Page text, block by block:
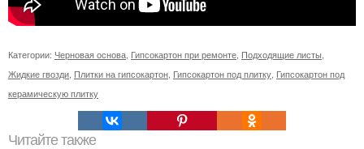
Категории: Черновая основа Гипсокартон при ремонте Подходящие листы
Жидкие гвозди Плитки на гипсокартон Гипсокартон под плитку Гипсокартон под
керамическую плитку
Читайте также